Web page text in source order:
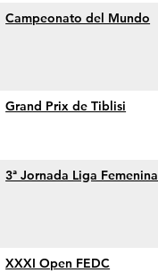
Campeonato del Mundo
Grand Prix de Tiblisi
3ª Jornada Liga Femenina
XXXI Open FEDC